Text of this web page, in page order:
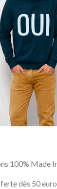
100% Made
dès 50